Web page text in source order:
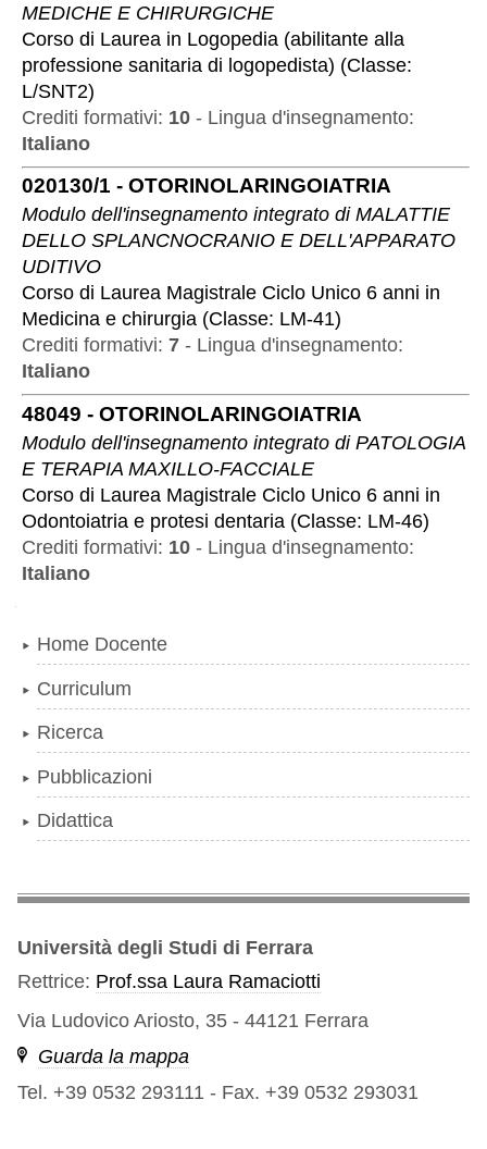
MEDICHE E CHIRURGICHE
Corso di Laureain Logopedia (abilitante alla
professione sanitaria di logopedista) (Classe:
L/SNT2)
Crediti formativi: 10- Lingua d'insegnamento:
Italiano
020130/1 - OTORINOLARINGOIATRIA
Modulo dell'insegnamento integrato di MALATTIE
DELLO SPLANCNOCRANIO E DELL'APPARATO
UDITIVO
Corso di Laurea Magistrale Ciclo Unico 6 anni in
Medicina e chirurgia(Classe: LM-41)
Crediti formativi: 7- Lingua d'insegnamento:
Italiano
48049 - OTORINOLARINGOIATRIA
Modulo dell'insegnamento integrato di PATOLOGIA
E TERAPIA MAXILLO-FACCIALE
Corso di Laurea Magistrale Ciclo Unico 6 anni in
Odontoiatria e protesi dentaria(Classe: LM-46)
Crediti formativi: 10- Lingua d'insegnamento:
Italiano
Home Docente
Curriculum
Ricerca
Pubblicazioni
Didattica
Università degli Studi di Ferrara
Rettrice: Prof.ssa Laura Ramaciotti
Via Ludovico Ariosto, 35 - 44121 Ferrara
Guarda la mappa
Tel. +39 0532 293111 - Fax. +39 0532 293031